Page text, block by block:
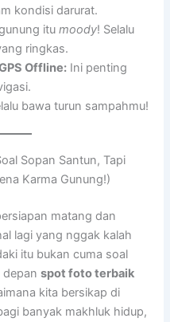
kondisi darurat.
itumoody! Selalu
ringkas.
Offline: Ini penting
bawa turun sampahmu!
Sopan Santun, Tapi
Karma Gunung!)
matang dan
lagi yang nggak kalah
itu bukan cuma soal
depanspot foto terbaik
kita bersikap di
banyak makhluk hidup,